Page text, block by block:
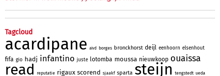
Tagcloud
acardipane aivd borges bronckhorst deijl eenhoorn elsenhout
fifa gio hadj infantino juste lotomba moussa nieuwkoop ouaissa
read reputatie rigaux scorend sjaakf sparta steijn tengstedt ueda